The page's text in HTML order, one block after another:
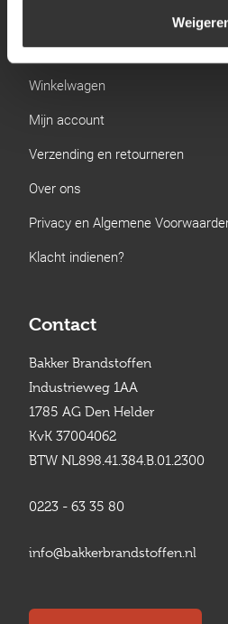
Links
Winkelwagen
Mijn account
Verzending en retourneren
Over ons
Privacy en Algemene
Klacht indienen?
Contact
Bakker Brandstoffen
Industrieweg 1AA
1785 AG Den Helder
KvK 37004062
BTW NL898.41.384.B.01.2300
0223 - 63 35 80
info@bakkerbrandstoffen.nl